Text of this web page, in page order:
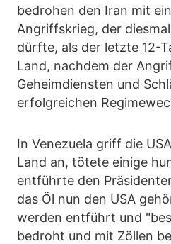
bedrohen den Iran mit
Angriffskrieg, der
dürfte, als der letzte 12-
Land, nachdem der
Geheimdiensten und
erfolgreichen
In Venezuela griff die
Land an, tötete einige
entführte den
das Öl nun den USA
werden entführt und
bedroht und mit Zöllen